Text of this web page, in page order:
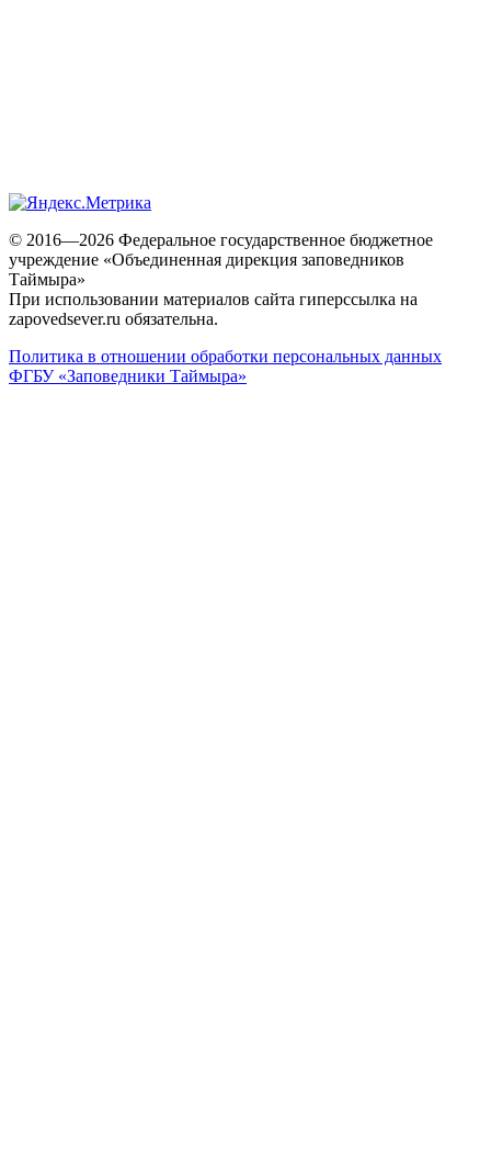
© 2016—2026 Федеральное государственное бюджетное
учреждение «Объединенная дирекция заповедников
Таймыра»
При использовании материалов сайта гиперссылка на
zapovedsever.ru обязательна.
Политика в отношении обработки персональных данных
ФГБУ «Заповедники Таймыра»